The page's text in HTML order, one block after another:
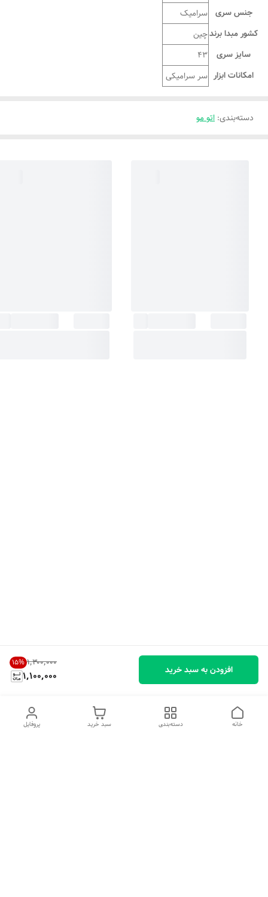
۱٬۳۰۰٬۰۰۰ 15%
1,100,000 افزودن به سبد خرید
جنس سری سرامیک
کشور مبدا برندچین
سایز سری
43
امکانات ابزار سر سرامیکی
دسته‌بندی: اتو مو
پروفایل سبد خرید دسته‌بندی خانه